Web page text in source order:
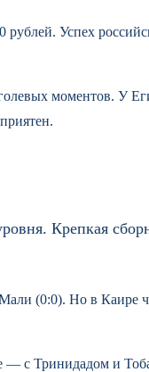
Успех
моментов. У
Крепкая
(0:0). Но в Каире
Тринидадом и